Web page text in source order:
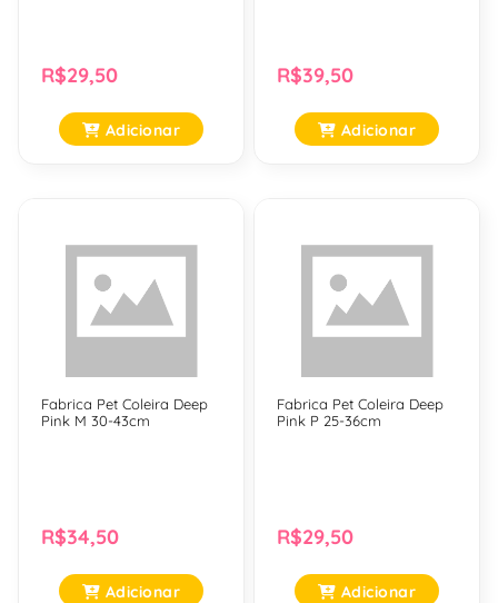
R$29,50
Adicionar
R$39,50
Adicionar
Fabrica Pet Coleira Deep
Pink M 30-43cm
R$34,50
Adicionar
Fabrica Pet Coleira Deep
Pink P 25-36cm
R$29,50
Adicionar